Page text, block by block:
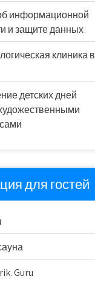
информационной
и защите данных
клиника в
детских дней
для гостей
Guru